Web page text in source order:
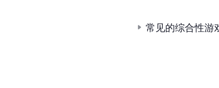
常见的综合性游